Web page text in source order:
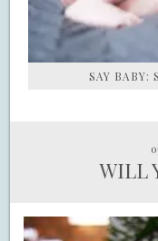
SAY BABY:
WILL